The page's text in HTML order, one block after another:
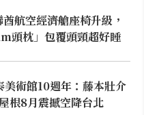
航空經濟艙座椅升級，
頭枕」包覆頭頸超好睡
美術館10週年：藤本壯介
根8月震撼空降台北